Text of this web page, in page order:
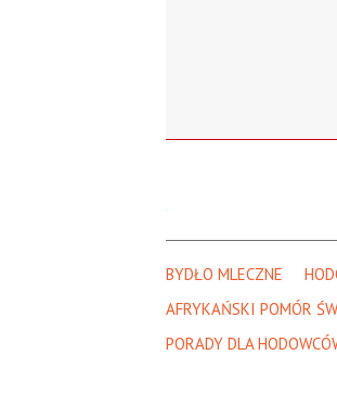
BYDŁO MLECZNE
AFRYKAŃSKI POMÓR
PORADY DLA